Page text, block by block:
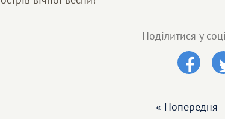
Поділитися у
« Попередня